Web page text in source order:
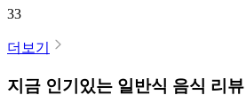
33
더보기
지금 인기있는 일반식 음식 리뷰